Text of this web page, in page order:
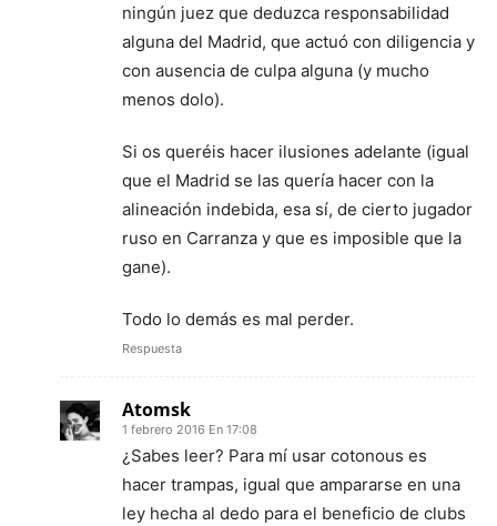
ningún juez que deduzca responsabilidad
alguna del Madrid, que actuó con diligencia y
con ausencia de culpa alguna (y mucho
menos dolo).
Si os queréis hacer ilusiones adelante (igual
que el Madrid se las quería hacer con la
alineación indebida, esa sí, de cierto jugador
ruso en Carranza y que es imposible que la
gane).
Todo lo demás es mal perder.
Respuesta
Atomsk
1 febrero 2016 En 17:08
¿Sabes leer? Para mí usar cotonous es
hacer trampas, igual que ampararse en una
ley hecha al dedo para el beneficio de clubs